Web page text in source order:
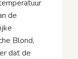
de
Blond,
dat de